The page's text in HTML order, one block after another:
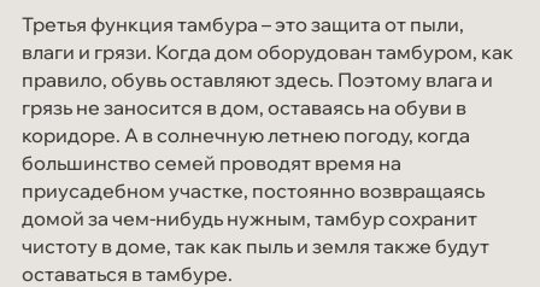
Третья функция тамбура – это защита от пыли,
влаги и грязи. Когда дом оборудован тамбуром, как
правило, обувь оставляют здесь. Поэтому влага и
грязь не заносится в дом, оставаясь на обуви в
коридоре. А в солнечную летнею погоду, когда
большинство семей проводят время на
приусадебном участке, постоянно возвращаясь
домой за чем-нибудь нужным, тамбур сохранит
чистоту в доме, так как пыль и земля также будут
оставаться в тамбуре.